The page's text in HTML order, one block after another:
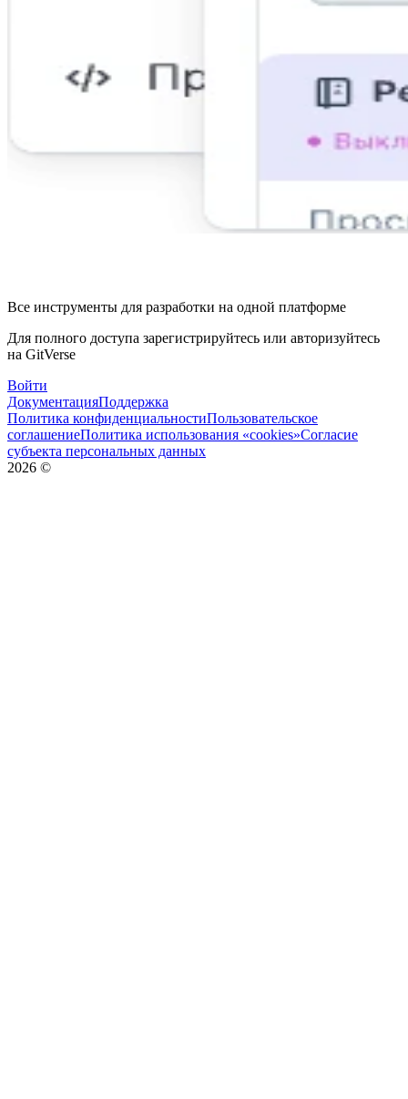
Все инструменты для разработки на одной платформе
Для полного доступа зарегистрируйтесь или авторизуйтесь
на GitVerse
Войти
ДокументацияПоддержка
Политика конфиденциальностиПользовательское
соглашениеПолитика использования «cookies»Согласие
субъекта персональных данных
2026 ©